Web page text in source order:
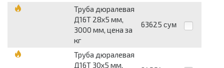
Труба дюралевая
Д16Т 28х5 мм,
3000 мм, цена за
кг
63625 сум
Труба дюралевая
Д16Т 30х5 мм,